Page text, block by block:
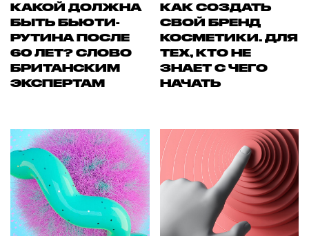
КАКОЙ ДОЛЖНА
БЫТЬ БЬЮТИ-
РУТИНА ПОСЛЕ
60 ЛЕТ? СЛОВО
БРИТАНСКИМ
ЭКСПЕРТАМ
КАК СОЗДАТЬ
СВОЙ БРЕНД
КОСМЕТИКИ. ДЛЯ
ТЕХ, КТО НЕ
ЗНАЕТ С ЧЕГО
НАЧАТЬ